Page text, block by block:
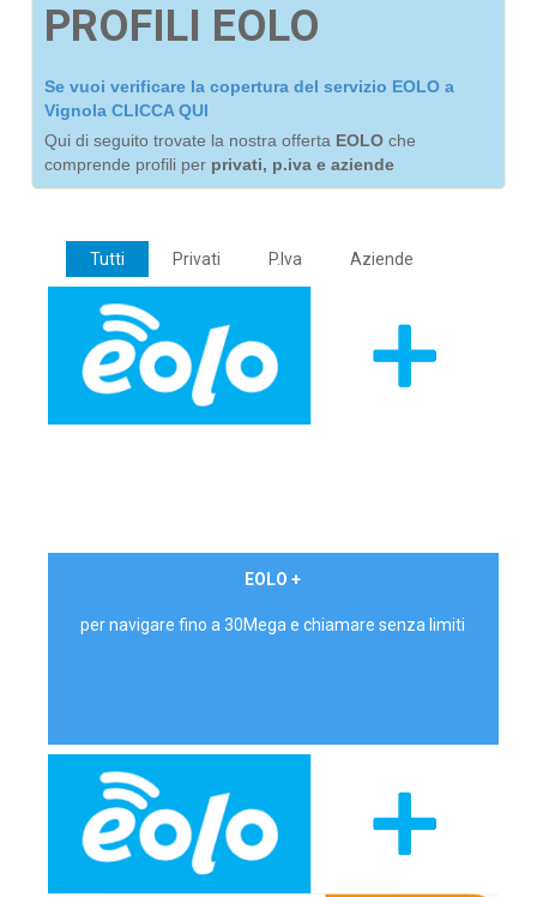
PROFILI EOLO
Se vuoi verificare la copertura del servizio EOLO a
Vignola CLICCA QUI
Qui di seguito trovate la nostra offerta EOLO che
comprende profili per privati, p.iva e aziende
Tutti Privati P.Iva Aziende
EOLO +
per navigare fino a 30Mega e chiamare senza limiti